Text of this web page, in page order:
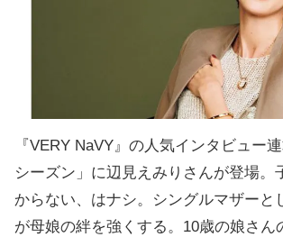
『VERY NaVY』の人気インタビュー
シーズン」に辺見えみりさんが登場。
からない、はナシ。シングルマザーと
が母娘の絆を強くする。10歳の娘さん